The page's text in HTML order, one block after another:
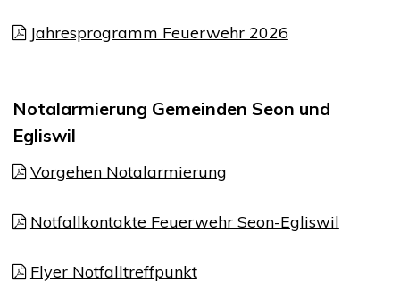
Jahresprogramm Feuerwehr 2026
Notalarmierung Gemeinden Seon und
Egliswil
Vorgehen Notalarmierung
Notfallkontakte Feuerwehr Seon-Egliswil
Flyer Notfalltreffpunkt